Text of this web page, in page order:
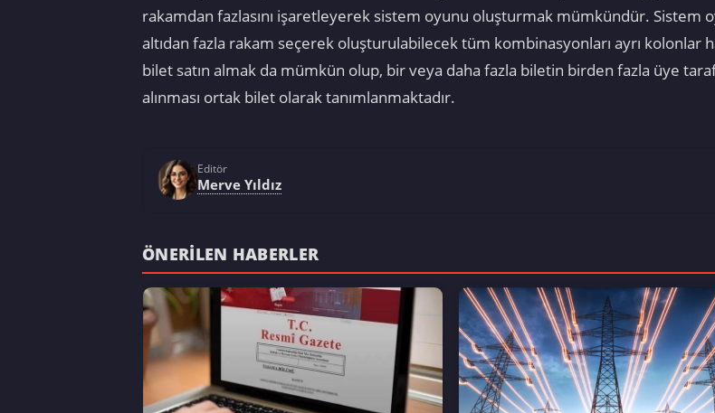
rakamdan fazlasını işaretleyerek sistem oyunu oluşturmak mümkündür. Sistem
altıdan fazla rakam seçerek oluşturulabilecek tüm kombinasyonları ayrı
bilet satın almak da mümkün olup, bir veya daha fazla biletin birden fazla üye
alınması ortak bilet olarak tanımlanmaktadır.
Editör
Merve Yıldız
ÖNERILEN HABERLER